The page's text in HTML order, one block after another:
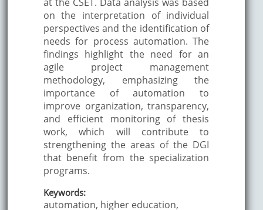
on the interpretation of individual
perspectives and the identification of
needs for process automation. The
findings highlight the need for an
agile project management
methodology, emphasizing the
importance of automation to
improve organization, transparency,
and efficient monitoring of thesis
work, which will contribute to
strengthening the areas of the DGI
that benefit from the specialization
programs.
Keywords:
automation, higher education,